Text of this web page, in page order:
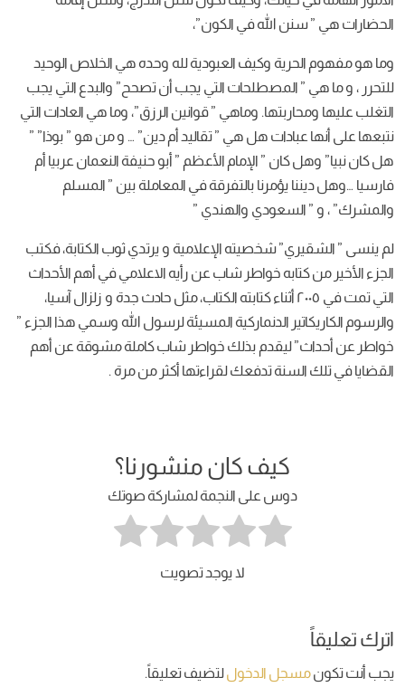
الحضارات هي ” سنن الله في الكون”،
وما هو مفهوم الحرية وكيف العبودية لله وحده هي الخلاص الوحيد
للتحرر ، و ما هي ” المصطلحات التي يجب أن تصحح” والبدع التي يجب
التغلب عليها ومحاربتها. وماهي ” قوانين الرزق”، وما هي العادات التي
نتبعها على أنها عبادات هل هي ” تقاليد أم دين” … و من هو ” بوذا” ”
هل كان نبيا” وهل كان ” الإمام الأعظم ” أبو حنيفة النعمان عربيا أم
فارسيا …وهل ديننا يؤمرنا بالتفرقة في المعاملة بين ” المسلم
والمشرك” ، و ” السعودي والهندي ”
لم ينسى ” الشقيري” شخصيته الإعلامية و يرتدي ثوب الكتابة، فكتب
الجزء الأخير من كتابه خواطر شاب عن رأيه الاعلامي في أهم الأحداث
التي تمت في ٢٠٠٥ أثناء كتابته الكتاب، مثل حادث جدة و زلزال آسيا،
والرسوم الكاريكاتير الدنماركية المسيئة لرسول الله وسمي هذا الجزء ”
خواطر عن أحداث” ليقدم بذلك خواطر شاب كاملة مشوقة عن أهم
القضايا في تلك السنة تدفعك لقراءتها أكثر من مرة .
كيف كان منشورنا؟
دوس على النجمة لمشاركة صوتك
لا يوجد تصويت
اترك تعليقاً
يجب أنت تكونمسجل الدخوللتضيف تعليقاً.